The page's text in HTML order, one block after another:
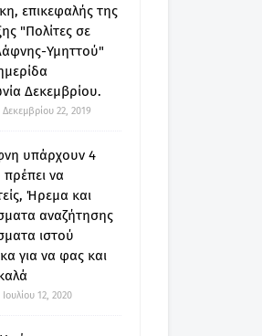
επικεφαλής της
"Πολίτες σε
Υμηττού"
Δεκεμβρίου.
22, 2019
υπάρχουν 4
να
Ήρεμα και
αναζήτησης
ιστού
για να φας και
12, 2020